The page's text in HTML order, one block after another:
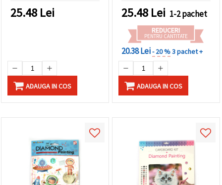
artă exotică și decor
colorat pentru casă, DIY
25.48 Lei
ADAUGA IN COS
pentru artă florală și
decor elegant pentru casă
JA20058
25.48 Lei 1-2 pachet
REDUCERI
PENTRU CANTITATE
20.38 Lei- 20 %3 pachet +
ADAUGA IN COS